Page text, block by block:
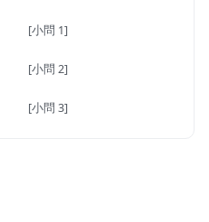
[小問 1]
[小問 2]
[小問 3]